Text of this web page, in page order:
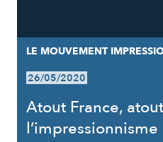
LE MOUVEMENT
26/05/2020
Atout France,